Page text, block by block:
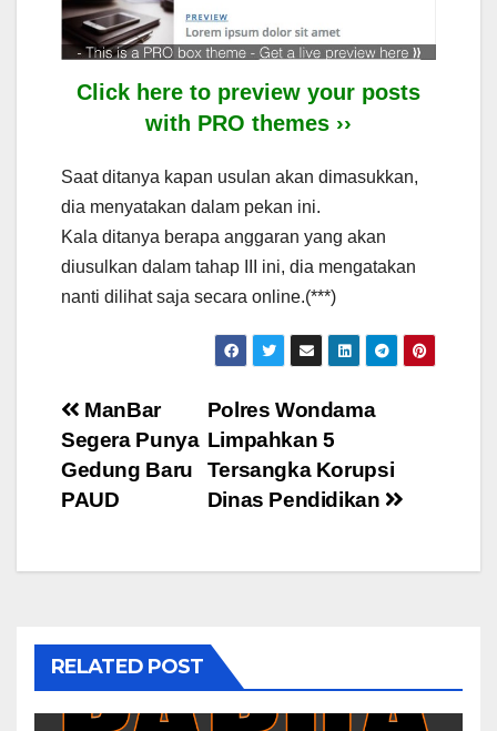
Click here to preview your posts
with PRO themes ››
Saat ditanya kapan usulan akan dimasukkan,
dia menyatakan dalam pekan ini.
Kala ditanya berapa anggaran yang akan
diusulkan dalam tahap III ini, dia mengatakan
nanti dilihat saja secara online.(***)
Post
navigation
Polres Wondama
Limpahkan 5
Tersangka Korupsi
Dinas Pendidikan
ManBar
Segera Punya
Gedung Baru
PAUD
RELATED POST